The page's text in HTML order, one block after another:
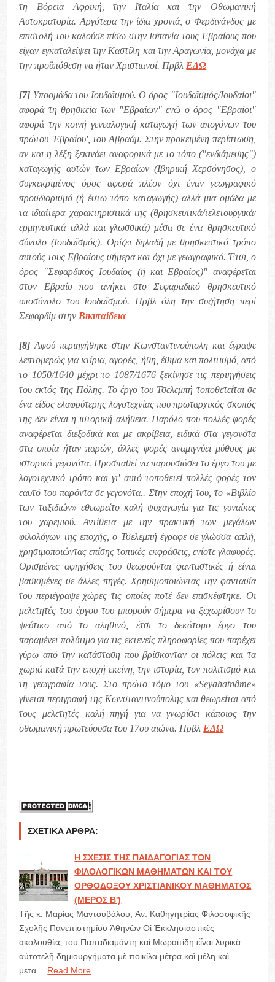
τη Βόρεια Αφρική, την Ιταλία και την Οθωμανική
Αυτοκρατορία. Αργότερα την ίδια χρονιά, ο Φερδινάνδος με
επιστολή του καλούσε πίσω στην Ισπανία τους Εβραίους που
είχαν εγκαταλείψει την Καστίλη και την Αραγωνία, μονάχα με
την προϋπόθεση να ήταν Χριστιανοί. Πρβλ ΕΔΩ
[7] Υποομάδα του Ιουδαϊσμού. Ο όρος "Ιουδαϊσμός/Ιουδαίοι"
αφορά τη θρησκεία των "Εβραίων" ενώ ο όρος "Εβραίοι"
αφορά την κοινή γενεαλογική καταγωγή των απογόνων του
πρώτου 'Εβραίου', του Αβραάμ. Στην προκειμένη περίπτωση,
αν και η λέξη ξεκινάει αναφορικά με το τόπο ("ενδιάμεσης")
καταγωγής αυτών των Εβραίων (Ιβηρική Χερσόνησος), ο
συγκεκριμένος όρος αφορά πλέον όχι έναν γεωγραφικό
προσδιορισμό (ή έστω τόπο καταγωγής) αλλά μια ομάδα με
τα ιδιαίτερα χαρακτηριστικά της (θρησκευτικά/τελετουργικά/
ερμηνευτικά αλλά και γλωσσικά) μέσα σε ένα θρησκευτικό
σύνολο (Ιουδαϊσμός). Ορίζει δηλαδή με θρησκευτικό τρόπο
αυτούς τους Εβραίους σήμερα και όχι με γεωγραφικό. Έτσι, ο
όρος "Σεφαρδικός Ιουδαίος (ή και Εβραίος)" αναφέρεται
στον Εβραίο που ανήκει στο Σεφαραδικό θρησκευτικό
υποσύνολο του Ιουδαϊσμού. Πρβλ όλη την συζήτηση περί
Σεφαρδίμ στην Βικιπαίδεια
[8] Αφού περιηγήθηκε στην Κωνσταντινούπολη και έγραψε
λεπτομερώς για κτίρια, αγορές, ήθη, έθιμα και πολιτισμό, από
το 1050/1640 μέχρι το 1087/1676 ξεκίνησε τις περιηγήσεις
του εκτός της Πόλης. Το έργο του Τσελεμπή τοποθετείται σε
ένα είδος ελαφρύτερης λογοτεχνίας που πρωταρχικός σκοπός
της δεν είναι η ιστορική αλήθεια. Παρόλο που πολλές φορές
αναφέρεται διεξοδικά και με ακρίβεια, ειδικά στα γεγονότα
στα οποία ήταν παρών, άλλες φορές αναμιγνύει μύθους με
ιστορικά γεγονότα. Προσπαθεί να παρουσιάσει το έργο του με
λογοτεχνικό τρόπο και γι' αυτό τοποθετεί πολλές φορές τον
εαυτό του παρόντα σε γεγονότα.. Στην εποχή του, το «Βιβλίο
των ταξιδιών» εθεωρείτο καλή ψυχαγωγία για τις γυναίκες
του χαρεμιού. Αντίθετα με την πρακτική των μεγάλων
φιλολόγων της εποχής, ο Τσελεμπή έγραφε σε γλώσσα απλή,
χρησιμοποιώντας επίσης τοπικές εκφράσεις, ενίοτε γλαφυρές.
Ορισμένες αφηγήσεις του θεωρούνται φανταστικές ή είναι
βασισμένες σε άλλες πηγές. Χρησιμοποιώντας την φαντασία
του περιέγραψε χώρες τις οποίες ποτέ δεν επισκέφτηκε. Οι
μελετητές του έργου του μπορούν σήμερα να ξεχωρίσουν το
ψεύτικο από το αληθινό, έτσι το δεκάτομο έργο του
παραμένει πολύτιμο για τις εκτενείς πληροφορίες που παρέχει
γύρω από την κατάσταση που βρίσκονταν οι πόλεις και τα
χωριά κατά την εποχή εκείνη, την ιστορία, τον πολιτισμό και
τη γεωγραφία τους. Στο πρώτο τόμο του «Seyahatnâme»
γίνεται περιγραφή της Κωνσταντινούπολης και θεωρείται από
τους μελετητές καλή πηγή για να γνωρίσει κάποιος την
οθωμανική πρωτεύουσα του 17ου αιώνα. Πρβλ ΕΔΩ
ΣΧΕΤΙΚΆ ΆΡΘΡΑ:
Η ΣΧΕΣΙΣ ΤΗΣ ΠΑΙΔΑΓΩΓΙΑΣ ΤΩΝ
ΦΙΛΟΛΟΓΙΚΩΝ ΜΑΘΗΜΑΤΩΝ ΚΑΙ ΤΟΥ
ΟΡΘΟΔΟΞΟΥ ΧΡΙΣΤΙΑΝΙΚΟΥ ΜΑΘΗΜΑΤΟΣ
(ΜΕΡΟΣ Β')
Τῆς κ. Μαρίας Μαντουβάλου, Ἀν. Καθηγητρίας Φιλοσοφικῆς
Σχολῆς Πανεπιστημίου Ἀθηνῶν Οἱ Ἐκκλησιαστικὲς
ακολουθίες του Παπαδιαμάντη καὶ Μωραϊτίδη εἶναι λυρικὰ
αὐτοτελῆ δημιουργήματα μὲ ποικίλα μέτρα καὶ μέλη καὶ
μετα…
Read More